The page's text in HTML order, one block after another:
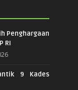
Penghargaan
RI
9 Kades